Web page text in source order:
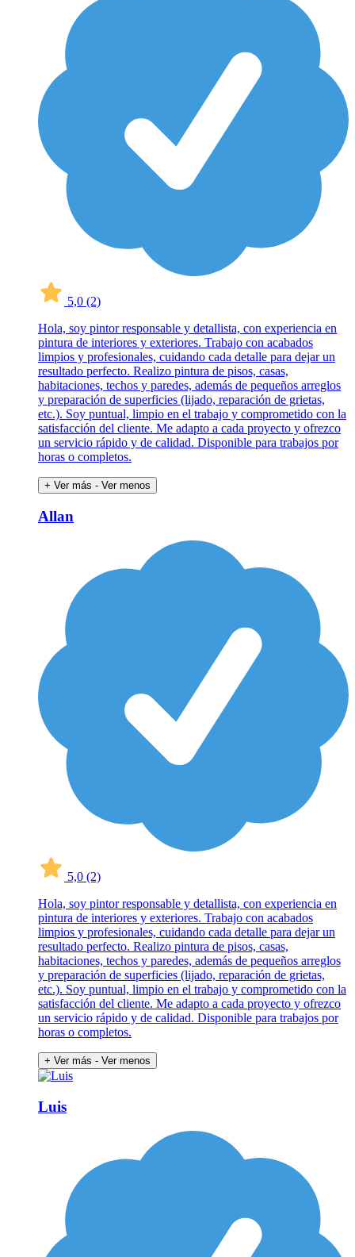
5,0 (2)
Hola, soy pintor responsable y detallista, con experiencia en
pintura de interiores y exteriores. Trabajo con acabados
limpios y profesionales, cuidando cada detalle para dejar un
resultado perfecto. Realizo pintura de pisos, casas,
habitaciones, techos y paredes, además de pequeños arreglos
y preparación de superficies (lijado, reparación de grietas,
etc.). Soy puntual, limpio en el trabajo y comprometido con la
satisfacción del cliente. Me adapto a cada proyecto y ofrezco
un servicio rápido y de calidad. Disponible para trabajos por
horas o completos.
+ Ver más - Ver menos
Allan
5,0 (2)
Hola, soy pintor responsable y detallista, con experiencia en
pintura de interiores y exteriores. Trabajo con acabados
limpios y profesionales, cuidando cada detalle para dejar un
resultado perfecto. Realizo pintura de pisos, casas,
habitaciones, techos y paredes, además de pequeños arreglos
y preparación de superficies (lijado, reparación de grietas,
etc.). Soy puntual, limpio en el trabajo y comprometido con la
satisfacción del cliente. Me adapto a cada proyecto y ofrezco
un servicio rápido y de calidad. Disponible para trabajos por
horas o completos.
+ Ver más - Ver menos
Luis